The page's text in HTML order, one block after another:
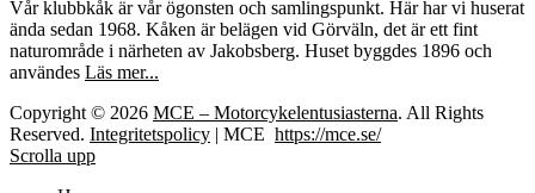
Vår klubbkåk är vår ögonsten och samlingspunkt. Här har vi huserat
ända sedan 1968. Kåken är belägen vid Görväln, det är ett fint
naturområde i närheten av Jakobsberg. Huset byggdes 1896 och
användes Läs mer...
Copyright © 2026 MCE – Motorcykelentusiasterna. All Rights
Reserved. Integritetspolicy | MCE https://mce.se/
Scrolla upp